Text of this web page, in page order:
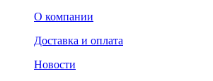
О компании
Доставка и оплата
Новости